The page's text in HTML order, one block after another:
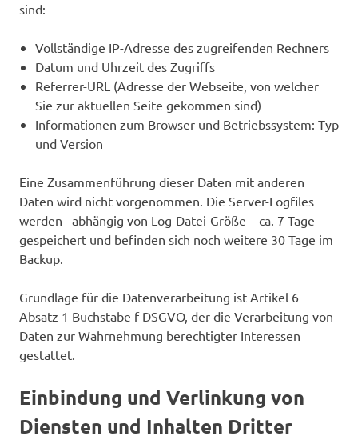
sind:
Vollständige IP-Adresse des zugreifenden Rechners
Datum und Uhrzeit des Zugriffs
Referrer-URL (Adresse der Webseite, von welcher
Sie zur aktuellen Seite gekommen sind)
Informationen zum Browser und Betriebssystem: Typ
und Version
Eine Zusammenführung dieser Daten mit anderen
Daten wird nicht vorgenommen. Die Server-Logfiles
werden –abhängig von Log-Datei-Größe – ca. 7 Tage
gespeichert und befinden sich noch weitere 30 Tage im
Backup.
Grundlage für die Datenverarbeitung ist Artikel 6
Absatz 1 Buchstabe f DSGVO, der die Verarbeitung von
Daten zur Wahrnehmung berechtigter Interessen
gestattet.
Einbindung und Verlinkung von
Diensten und Inhalten Dritter